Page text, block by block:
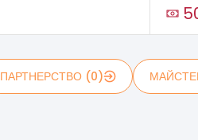
ПАРТНЕРСТВО (0)